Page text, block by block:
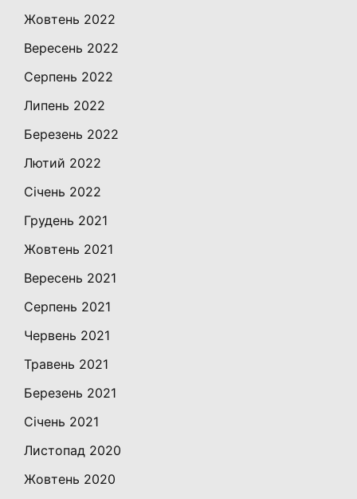
Жовтень 2022
Вересень 2022
Серпень 2022
Липень 2022
Березень 2022
Лютий 2022
Січень 2022
Грудень 2021
Жовтень 2021
Вересень 2021
Серпень 2021
Червень 2021
Травень 2021
Березень 2021
Січень 2021
Листопад 2020
Жовтень 2020